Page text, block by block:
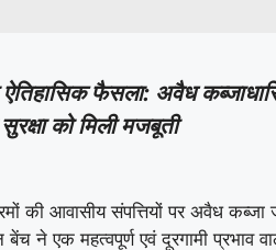
ऐतिहासिक फैसला: अवैध
को मिली मजबूती
की आवासीय संपत्तियों पर अवैध कब्जा
बेंच ने एक महत्वपूर्ण एवं दूरगामी प्रभाव